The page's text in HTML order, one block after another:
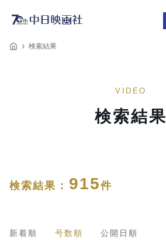
検索結果
VIDEO
検索結果
検索結果 : 915件
新着順 号数順 公開日順